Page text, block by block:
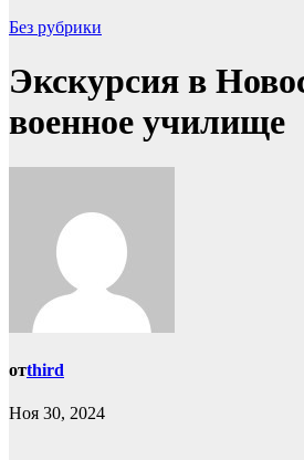
Без рубрики
Экскурсия в
военное училище
отthird
Ноя 30, 2024